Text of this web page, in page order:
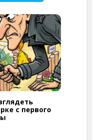
с первого